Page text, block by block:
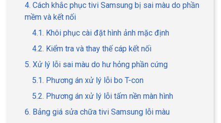
4. Cách khắc phục tivi Samsung bị sai màu do phần
mềm và kết nối
4.1. Khôi phục cài đặt hình ảnh mặc định
4.2. Kiểm tra và thay thế cáp kết nối
5. Xử lý lỗi sai màu do hư hỏng phần cứng
5.1. Phương án xử lý lỗi bo T-con
5.2. Phương án xử lý lỗi tấm nền màn hình
6. Bảng giá sửa chữa tivi Samsung lỗi màu